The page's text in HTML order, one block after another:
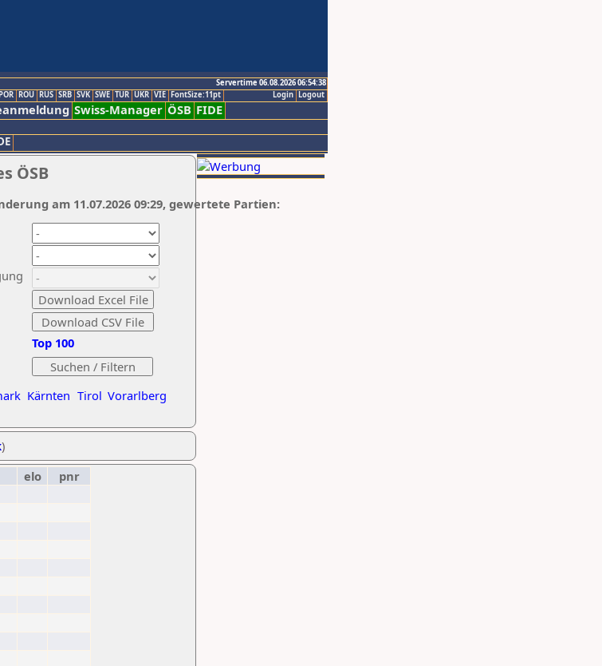
Servertime 06.08.2026 06:54:38
Logout
Login
ROU RUS SRB SVK SWE TUR UKR VIE FontSize:11pt
Swiss-Manager ÖSB FIDE
ÖSB
Kärnten Tirol Vorarlberg
Top 100
am 11.07.2026 09:29, gewertete Partien:
)
elo
pnr